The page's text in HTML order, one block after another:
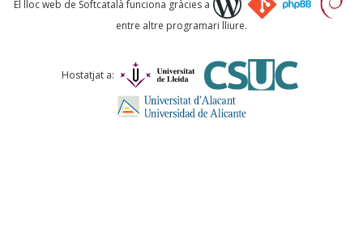
Comentari *
El lloc web de Softcatalà funciona gràcies a
entre altre programari lliure.
Hostatjat a: